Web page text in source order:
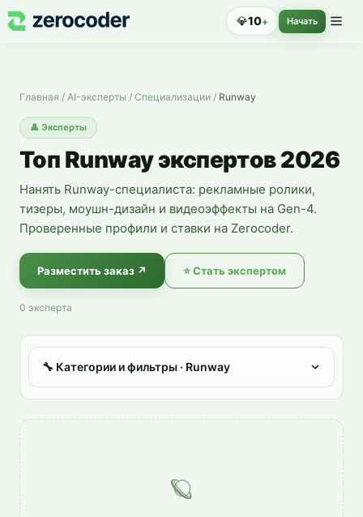
Эксперты по Runway — нанять специалиста
💎10+ Начать
Главная / AI-эксперты / Специализации / Runway
👤 Эксперты
Топ Runway экспертов 2026
Нанять Runway-специалиста: рекламные ролики,
тизеры, моушн-дизайн и видеоэффекты на Gen-4.
Проверенные профили и ставки на Zerocoder.
Разместить заказ ↗ ⭐Стать экспертом
0 эксперта
🔧 Категории и фильтры · Runway
🪐